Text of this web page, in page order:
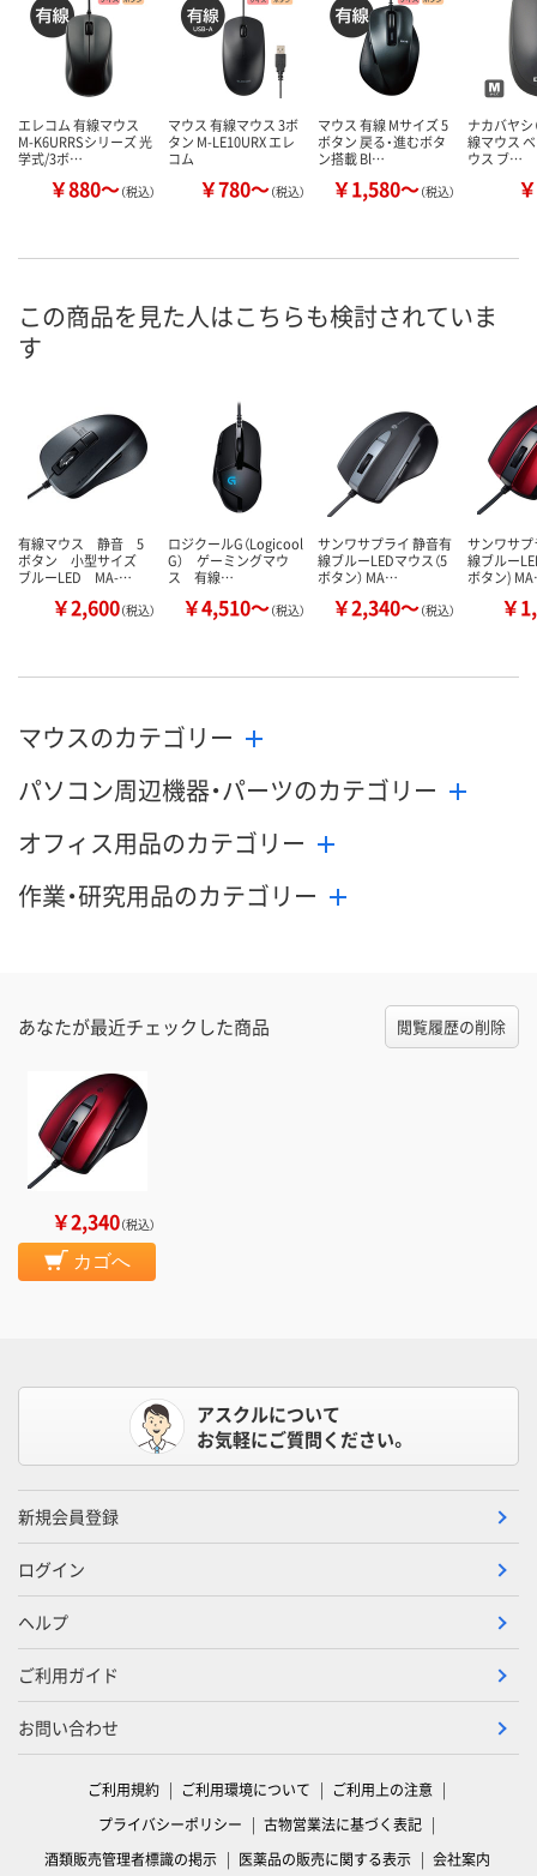
エレコム 有線マウス
M-K6URRSシリーズ 光
学式/3ボ…
￥880～（税込）
マウス 有線マウス 3ボ
タン M-LE10URX エレ
コム
￥780～（税込）
マウス 有線 Mサイズ 5
ボタン 戻る・進むボタ
ン搭載 Bl…
￥1,580～（税込）
ナカバヤシ
線マウス
ウス ブ…
この商品を見た人はこちらも検討されていま
す
有線マウス 静音 5
ボタン 小型サイズ
ブルーLED MA-…
￥2,600（税込）
ロジクールG（Logicool
G） ゲーミングマウ
ス 有線…
￥4,510～（税込）
サンワサプライ 静音有
線ブルーLEDマウス（5
ボタン） MA…
￥2,340～（税込）
サンワサ
線ブルー
ボタン)
￥
マウスのカテゴリー
パソコン周辺機器・パーツのカテゴリー
オフィス用品のカテゴリー
作業・研究用品のカテゴリー
あなたが最近チェックした商品 閲覧履歴の削除
￥2,340（税込）
カゴへ
アスクルについて
お気軽にご質問ください。
新規会員登録
ログイン
ヘルプ
ご利用ガイド
お問い合わせ
ご利用規約 ご利用環境について
ご利用上の注意
プライバシーポリシー
古物営業法に基づく表記
酒類販売管理者標識の掲示
医薬品の販売に関する表示 会社案内